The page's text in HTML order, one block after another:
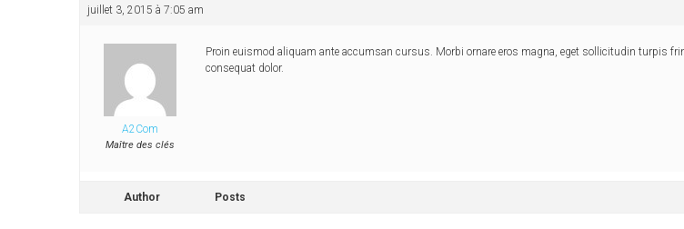
juillet 3, 2015 à 7:05 am
A2Com
Maître des clés
Proin euismod aliquam ante accumsan cursus. Morbi ornare eros magna, eget sollicitudin turpis
consequat dolor.
Author Posts